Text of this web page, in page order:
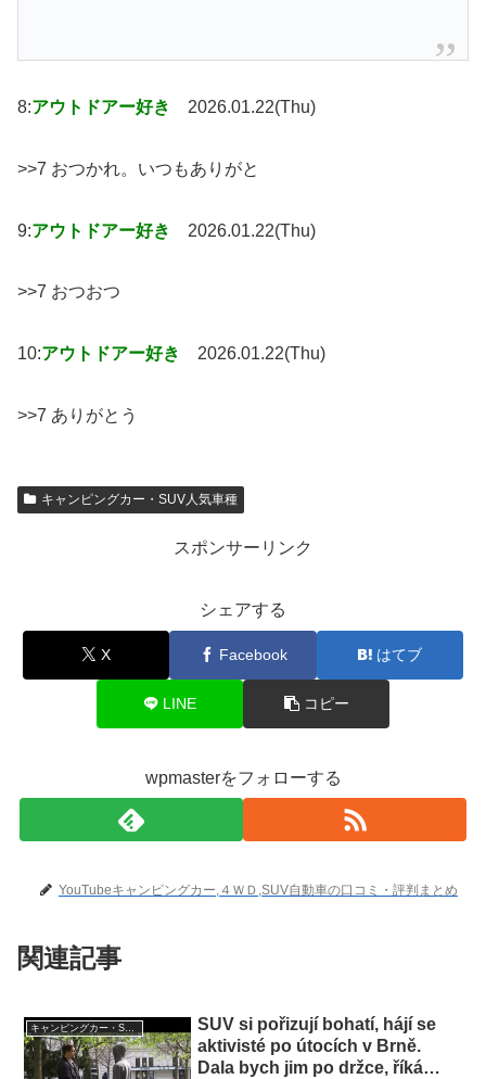
8:アウトドアー好き 2026.01.22(Thu)
>>7 おつかれ。いつもありがと
9:アウトドアー好き 2026.01.22(Thu)
>>7 おつおつ
10:アウトドアー好き 2026.01.22(Thu)
>>7 ありがとう
キャンピングカー・SUV人気車種
スポンサーリンク
シェアする
X Facebook はてブ
LINE コピー
wpmasterをフォローする
YouTubeキャンピングカー,４ＷＤ,SUV自動車の口コミ・評判まとめ
関連記事
SUV si pořizují bohatí, hájí se
aktivisté po útocích v Brně.
Dala bych jim po držce, říká